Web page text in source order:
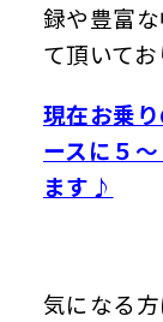
録や豊富
て頂いてお
現在お乗
ースに５
ます♪
気になる